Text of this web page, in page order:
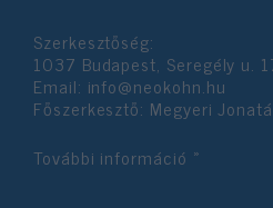
Szerkesztőség:
1037 Budapest, Seregély u.
Email: info@neokohn.hu
Főszerkesztő: Megyeri
További információ »